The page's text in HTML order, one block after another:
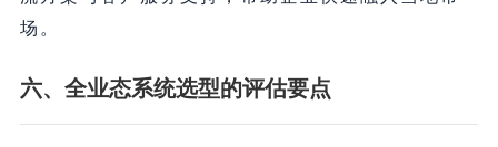
场。
六、全业态系统选型的评估要点